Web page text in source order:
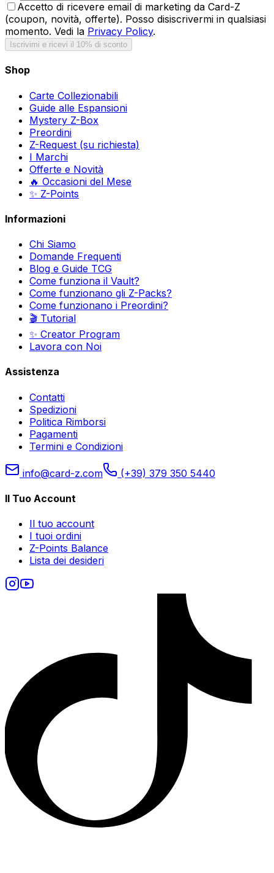
Accetto di ricevere email di marketing da Card-Z
(coupon, novità, offerte). Posso disiscrivermi in qualsiasi
momento. Vedi la Privacy Policy.
Iscrivimi e ricevi il 10% di sconto
Shop
Carte Collezionabili
Guide alle Espansioni
Mystery Z-Box
Preordini
Z-Request (su richiesta)
I Marchi
Offerte e Novità
🔥 Occasioni del Mese
✨ Z-Points
Informazioni
Chi Siamo
Domande Frequenti
Blog e Guide TCG
Come funziona il Vault?
Come funzionano gli Z-Packs?
Come funzionano i Preordini?
🎬 Tutorial
✨ Creator Program
Lavora con Noi
Assistenza
Contatti
Spedizioni
Politica Rimborsi
Pagamenti
Termini e Condizioni
info@card-z.com (+39) 379 350 5440
Il Tuo Account
Il tuo account
I tuoi ordini
Z-Points Balance
Lista dei desideri